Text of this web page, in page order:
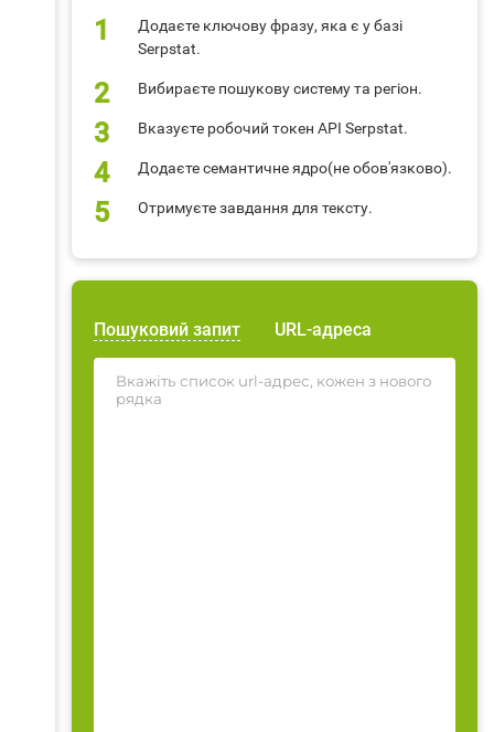
Додаєте ключову фразу, яка є у базі
Serpstat.
Вибираєте пошукову систему та регіон.
Вказуєте робочий токен API Serpstat.
Додаєте семантичне ядро(не обов'язково).
Отримуєте завдання для тексту.
Пошуковий запит URL-адреса